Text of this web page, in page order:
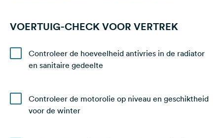
VOERTUIG-CHECK VOOR VERTREK
Controleer de hoeveelheid antivries in de radiator
en sanitaire gedeelte
Controleer de motorolie op niveau en geschiktheid
voor de winter